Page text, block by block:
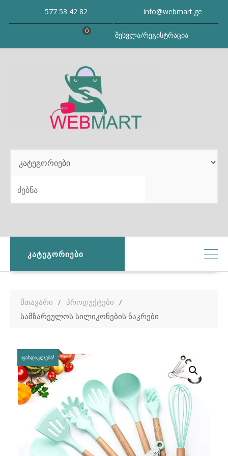
577 53 42 82 info@webmart.ge
შესვლა/რეგისტრაცია
0
SEARCH
ᲙᲐᲢᲔᲒᲝᲠᲘᲔᲑᲘ
მთავარი
პროდუქტები
სამზარეულოს სილიკონების ნაკრები
ᲤᲐᲡᲓᲐᲙᲚᲔᲑᲐ!